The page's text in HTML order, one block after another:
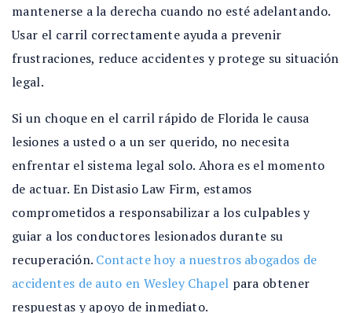
mantenerse a la derecha cuando no esté adelantando.
Usar el carril correctamente ayuda a prevenir
frustraciones, reduce accidentes y protege su situación
legal.
Si un choque en el carril rápido de Florida le causa
lesiones a usted o a un ser querido, no necesita
enfrentar el sistema legal solo. Ahora es el momento
de actuar. En Distasio Law Firm, estamos
comprometidos a responsabilizar a los culpables y
guiar a los conductores lesionados durante su
recuperación. Contacte hoy a nuestros abogados de
accidentes de auto en Wesley Chapel para obtener
respuestas y apoyo de inmediato.